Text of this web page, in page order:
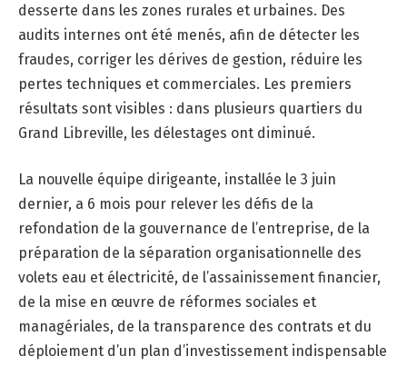
desserte dans les zones rurales et urbaines. Des
audits internes ont été menés, afin de détecter les
fraudes, corriger les dérives de gestion, réduire les
pertes techniques et commerciales. Les premiers
résultats sont visibles : dans plusieurs quartiers du
Grand Libreville, les délestages ont diminué.
La nouvelle équipe dirigeante, installée le 3 juin
dernier, a 6 mois pour relever les défis de la
refondation de la gouvernance de l’entreprise, de la
préparation de la séparation organisationnelle des
volets eau et électricité, de l’assainissement financier,
de la mise en œuvre de réformes sociales et
managériales, de la transparence des contrats et du
déploiement d’un plan d’investissement indispensable